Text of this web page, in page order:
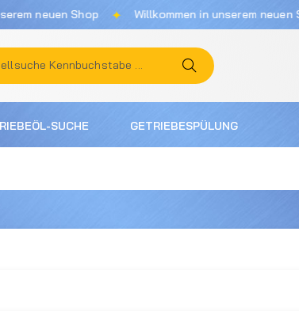
neuen Shop ✦ Willkommen in unserem neuen Shop
SUCHE GETRIEBESPÜLUNG